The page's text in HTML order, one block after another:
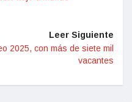
Leer Siguiente
2025, con más de siete mil
vacantes